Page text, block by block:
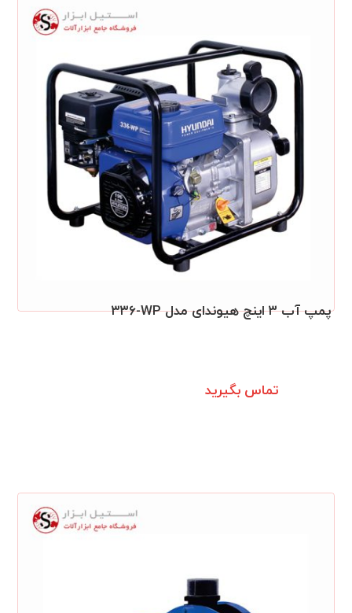
پمپ آب ۳ اینچ هیوندای مدل ۳۳۶‎-WP
تماس بگیرید